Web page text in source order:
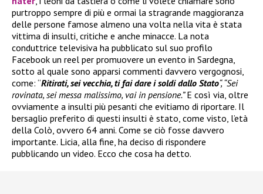
purtroppo sempre di più e ormai la stragrande maggioranza
delle persone famose almeno una volta nella vita è stata
vittima di insulti, critiche e anche minacce. La nota
conduttrice televisiva ha pubblicato sul suo profilo
Facebook un reel per promuovere un evento in Sardegna,
sotto al quale sono apparsi commenti davvero vergognosi,
come: “Ritirati, sei vecchia, ti fai dare i soldi dallo Stato“, “Sei
rovinata, sei messa malissimo, vai in pensione.”E così via, oltre
ovviamente a insulti più pesanti che evitiamo di riportare. Il
bersaglio preferito di questi insulti è stato, come visto, l’età
della Colò, ovvero 64 anni. Come se ciò fosse davvero
importante. Licia, alla fine, ha deciso di rispondere
pubblicando un video. Ecco che cosa ha detto.